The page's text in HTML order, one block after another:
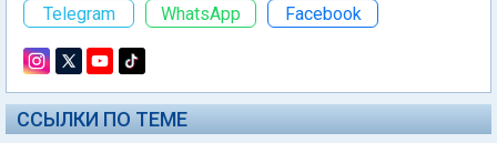
Telegram
WhatsApp Facebook
ССЫЛКИ ПО ТЕМЕ